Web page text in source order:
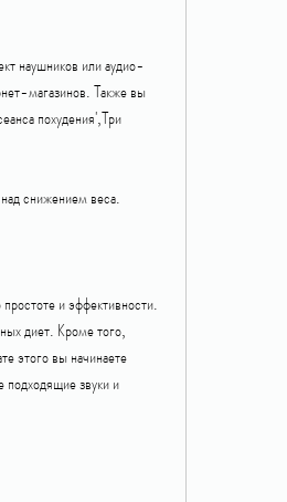
наушников или аудио-
магазинов. Также вы
похудения',Три
снижением веса.
и эффективности.
диет. Кроме того,
этого вы начинаете
подходящие звуки и